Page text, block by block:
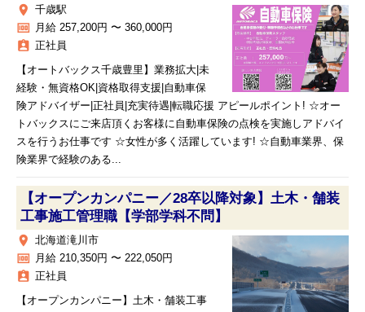
place 千歳駅
money 月給 257,200円 〜 360,000円
assignment_ind 正社員
【オートバックス千歳豊里】業務拡大|未
経験・無資格OK|資格取得支援|自動車保
険アドバイザー|正社員|充実待遇|転職応援 アピールポイント! ☆オー
トバックスにご来店頂くお客様に自動車保険の点検を実施しアドバイ
スを行うお仕事です ☆女性が多く活躍しています! ☆自動車業界、保
険業界で経験のある...
【オープンカンパニー／28卒以降対象】土木・舗装
工事施工管理職【学部学科不問】
place 北海道滝川市
money 月給 210,350円 〜 222,050円
assignment_ind 正社員
【オープンカンパニー】土木・舗装工事